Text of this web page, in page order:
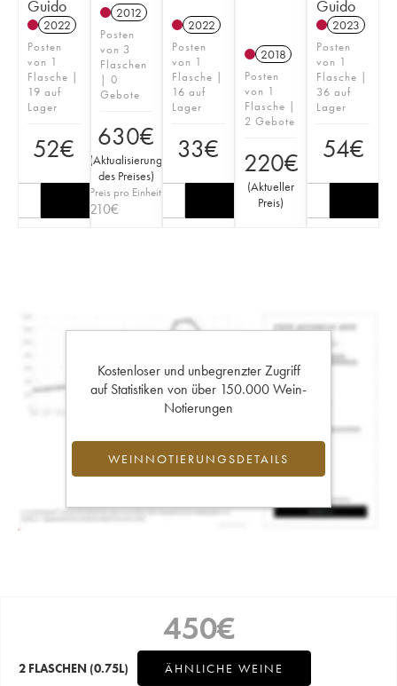
Guido
2022
Posten
von 1
Flasche |
19 auf
Lager
52€
2012
Posten
von 3
Flaschen
| 0
Gebote
630€
(Aktualisierung
des Preises)
Preis pro Einheit
210€
2022
Posten
von 1
Flasche |
16 auf
Lager
33€
2018
Posten
von 1
Flasche |
2 Gebote
220€
(Aktueller
Preis)
Guido
2023
Posten
von 1
Flasche |
36 auf
Lager
54€
Kostenloser und unbegrenzter Zugriff
auf Statistiken von über 150.000 Wein-
Notierungen
WEINNOTIERUNGSDETAILS
450€
2 FLASCHEN (0.75L) ÄHNLICHE WEINE